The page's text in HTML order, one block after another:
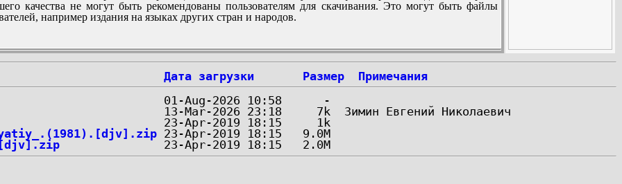
качества не могут быть рекомендованы пользователям для скачивания. Это могут быть файлы
например издания на языках других стран и народов.
:
Дата загрузки Размер
Примечания